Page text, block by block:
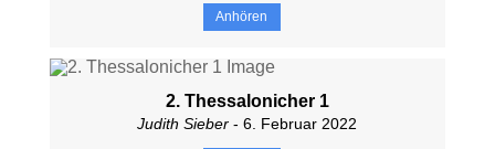
Anhören
2. Thessalonicher 1
Judith Sieber - 6. Februar 2022